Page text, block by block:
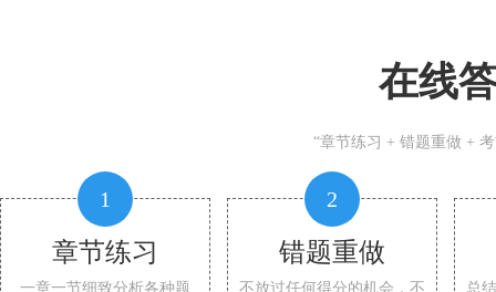
在线
“章节练习 + 错题重做 +
1
章节练习
一章一节细致分析各种题
2
错题重做
不放过任何得分的机会，不
总